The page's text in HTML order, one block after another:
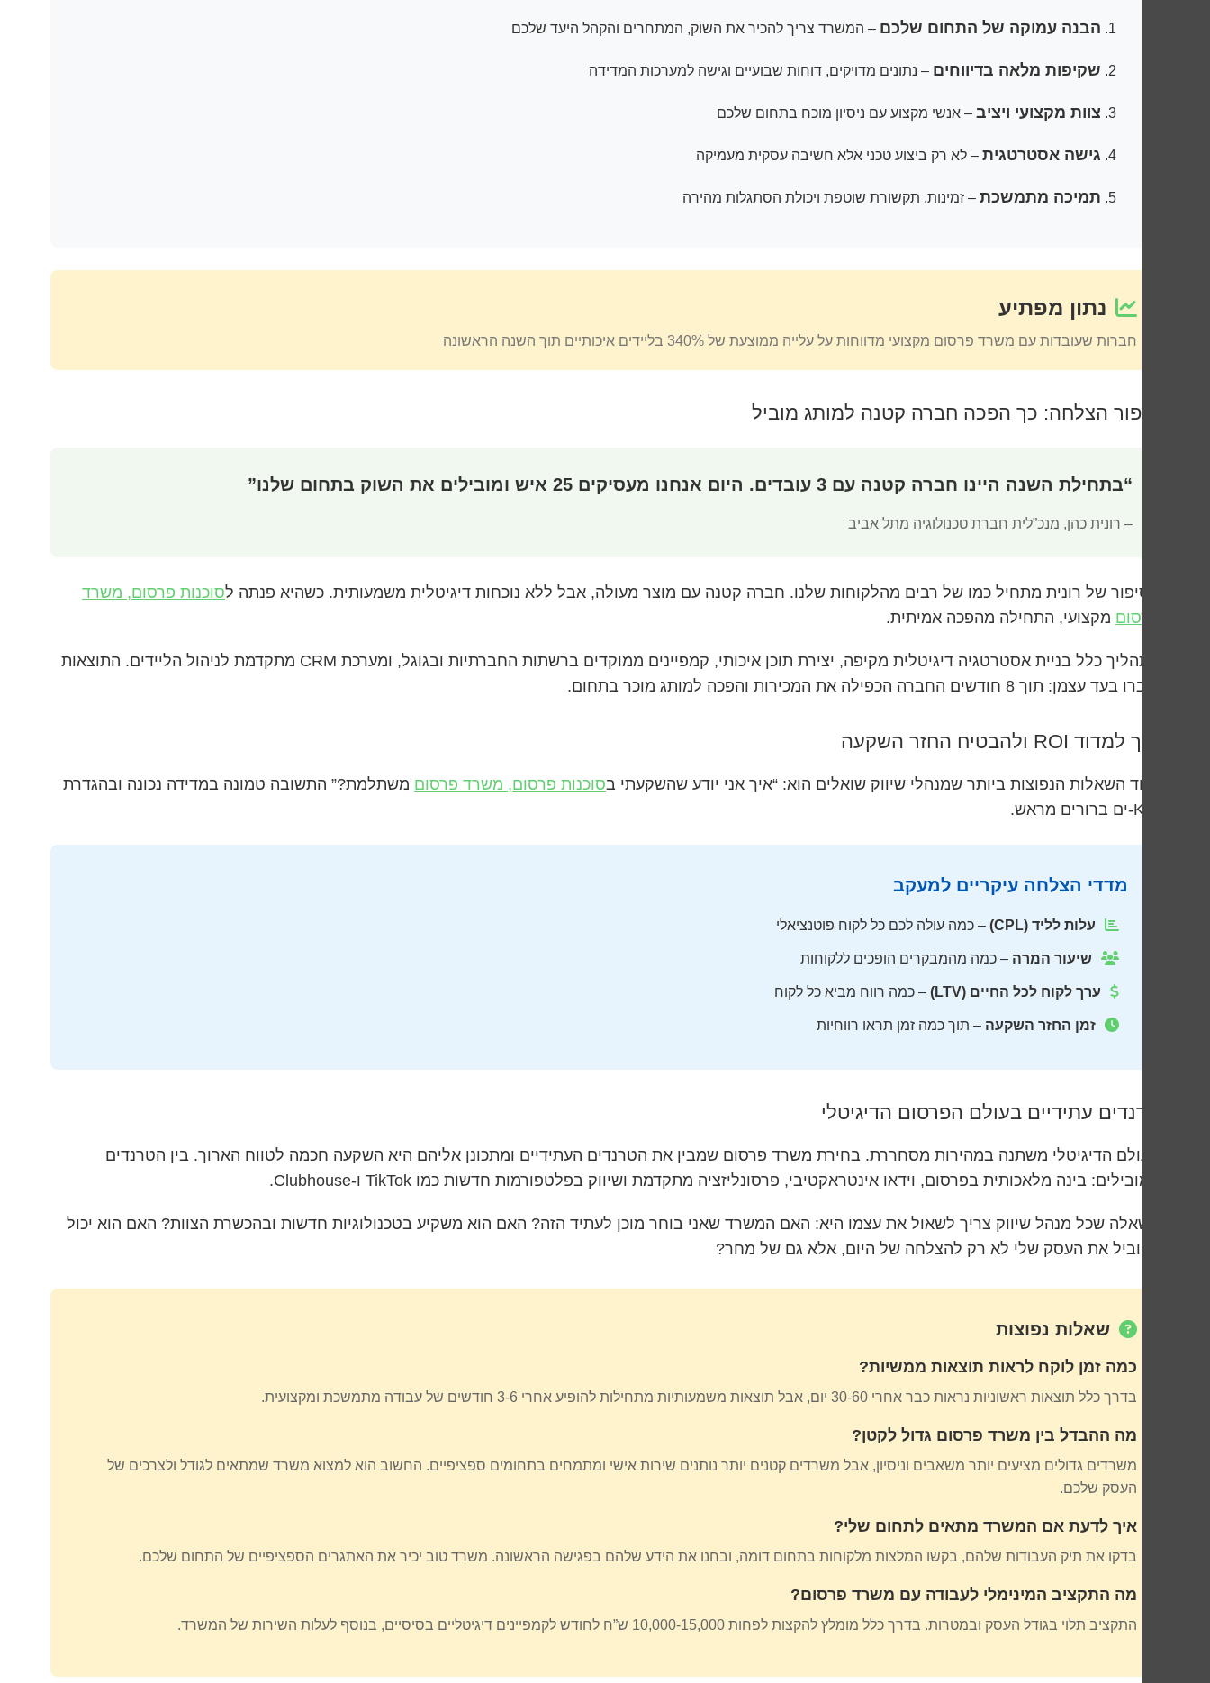
הבנה עמוקה של התחום שלכם – המשרד צריך להכיר את השוק, המתחרים והקהל היעד שלכם
שקיפות מלאה בדיווחים – נתונים מדויקים, דוחות שבועיים וגישה למערכות המדידה
צוות מקצועי ויציב – אנשי מקצוע עם ניסיון מוכח בתחום שלכם
גישה אסטרטגית – לא רק ביצוע טכני אלא חשיבה עסקית מעמיקה
תמיכה מתמשכת – זמינות, תקשורת שוטפת ויכולת הסתגלות מהירה
נתון מפתיע
חברות שעובדות עם משרד פרסום מקצועי מדווחות על עלייה ממוצעת של 340% בליידים איכותיים תוך השנה הראשונה
סיפור הצלחה: כך הפכה חברה קטנה למותג מוביל
“בתחילת השנה היינו חברה קטנה עם 3 עובדים. היום אנחנו מעסיקים 25 איש ומובילים את השוק בתחום שלנו”
– רונית כהן, מנכ”לית חברת טכנולוגיה מתל אביב
הסיפור של רונית מתחיל כמו של רבים מהלקוחות שלנו. חברה קטנה עם מוצר מעולה, אבל ללא נוכחות דיגיטלית משמעותית. כשהיא פנתה לסוכנות פרסום, משרד
פרסום מקצועי, התחילה מהפכה אמיתית.
התהליך כלל בניית אסטרטגיה דיגיטלית מקיפה, יצירת תוכן איכותי, קמפיינים ממוקדים ברשתות החברתיות ובגוגל, ומערכת CRM מתקדמת לניהול הליידים. התוצאות
דיברו בעד עצמן: תוך 8 חודשים החברה הכפילה את המכירות והפכה למותג מוכר בתחום.
איך למדוד ROI ולהבטיח החזר השקעה
אחד השאלות הנפוצות ביותר שמנהלי שיווק שואלים הוא: “איך אני יודע שהשקעתי בסוכנות פרסום, משרד פרסום משתלמת?” התשובה טמונה במדידה נכונה ובהגדרת
KPI-ים ברורים מראש.
מדדי הצלחה עיקריים למעקב
עלות לליד (CPL) – כמה עולה לכם כל לקוח פוטנציאלי
שיעור המרה – כמה מהמבקרים הופכים ללקוחות
ערך לקוח לכל החיים (LTV) – כמה רווח מביא כל לקוח
זמן החזר השקעה – תוך כמה זמן תראו רווחיות
טרנדים עתידיים בעולם הפרסום הדיגיטלי
העולם הדיגיטלי משתנה במהירות מסחררת. בחירת משרד פרסום שמבין את הטרנדים העתידיים ומתכונן אליהם היא השקעה חכמה לטווח הארוך. בין הטרנדים
המובילים: בינה מלאכותית בפרסום, וידאו אינטראקטיבי, פרסונליזציה מתקדמת ושיווק בפלטפורמות חדשות כמו TikTok ו-Clubhouse.
השאלה שכל מנהל שיווק צריך לשאול את עצמו היא: האם המשרד שאני בוחר מוכן לעתיד הזה? האם הוא משקיע בטכנולוגיות חדשות ובהכשרת הצוות? האם הוא יכול
להוביל את העסק שלי לא רק להצלחה של היום, אלא גם של מחר?
שאלות נפוצות
כמה זמן לוקח לראות תוצאות ממשיות?
בדרך כלל תוצאות ראשוניות נראות כבר אחרי 30-60 יום, אבל תוצאות משמעותיות מתחילות להופיע אחרי 3-6 חודשים של עבודה מתמשכת ומקצועית.
מה ההבדל בין משרד פרסום גדול לקטן?
משרדים גדולים מציעים יותר משאבים וניסיון, אבל משרדים קטנים יותר נותנים שירות אישי ומתמחים בתחומים ספציפיים. החשוב הוא למצוא משרד שמתאים לגודל ולצרכים של
העסק שלכם.
איך לדעת אם המשרד מתאים לתחום שלי?
בדקו את תיק העבודות שלהם, בקשו המלצות מלקוחות בתחום דומה, ובחנו את הידע שלהם בפגישה הראשונה. משרד טוב יכיר את האתגרים הספציפיים של התחום שלכם.
מה התקציב המינימלי לעבודה עם משרד פרסום?
התקציב תלוי בגודל העסק ובמטרות. בדרך כלל מומלץ להקצות לפחות 10,000-15,000 ש”ח לחודש לקמפיינים דיגיטליים בסיסיים, בנוסף לעלות השירות של המשרד.